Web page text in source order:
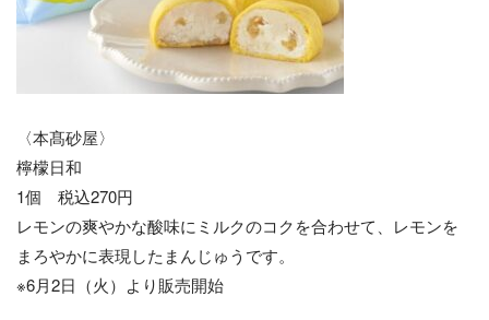
〈本髙砂屋〉
檸檬日和
1個 税込270円
レモンの爽やかな酸味にミルクのコクを合わせて、レモンを
まろやかに表現したまんじゅうです。
※6月2日（火）より販売開始